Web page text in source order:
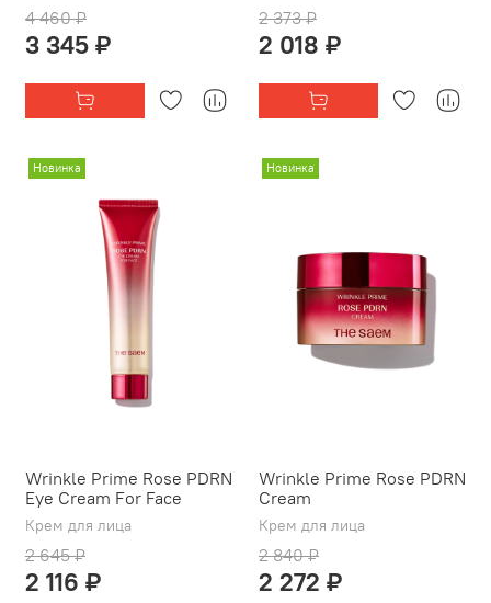
4 460 ₽
3 345 ₽
2 373 ₽
2 018 ₽
Новинка
Wrinkle Prime Rose PDRN
Eye Cream For Face
Крем для лица
2 645 ₽
2 116 ₽
Новинка
Wrinkle Prime Rose PDRN
Cream
Крем для лица
2 840 ₽
2 272 ₽